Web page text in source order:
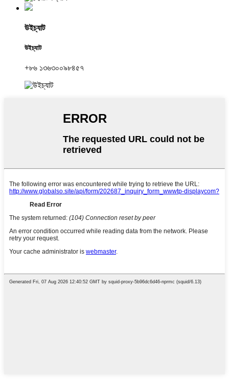
উইচ্যাট
উইচ্যাট
+৮৬ ১৩৬৩০০৯৮৪৫৭